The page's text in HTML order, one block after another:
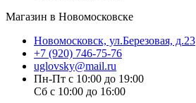
Магазин в Новомосковске
Новомосковск, ул.Березовая, д.23
+7 (920) 746-75-76
uglovsky@mail.ru
Пн-Пт с 10:00 до 19:00
Сб с 10:00 до 16:00